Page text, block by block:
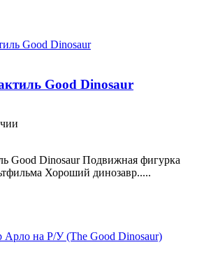
Good Dinosaur
Good Dinosaur Подвижная фигурка
Хороший динозавр.....